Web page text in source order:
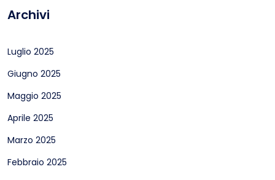
Archivi
Luglio 2025
Giugno 2025
Maggio 2025
Aprile 2025
Marzo 2025
Febbraio 2025